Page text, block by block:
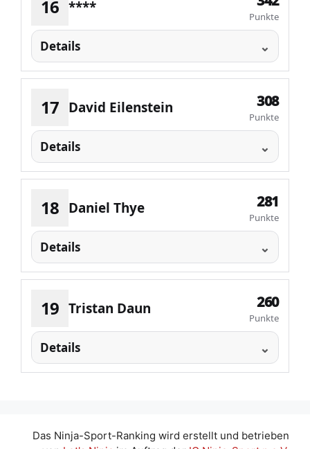
16 ****
Punkte
Details
17 David Eilenstein 308
Punkte
Details
18 Daniel Thye 281
Punkte
Details
19 Tristan Daun 260
Punkte
Details
Das Ninja-Sport-Ranking wird erstellt und betrieben